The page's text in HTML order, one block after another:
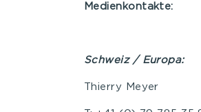
Medienkontakte:
Schweiz / Europa:
Thierry Meyer